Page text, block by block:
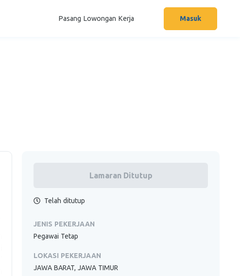
Pasang Lowongan Kerja Masuk
Lamaran Ditutup
Telah ditutup
JENIS PEKERJAAN
Pegawai Tetap
LOKASI PEKERJAAN
JAWA BARAT, JAWA TIMUR